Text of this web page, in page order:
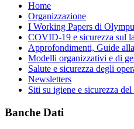
Home
Organizzazione
I Working Papers di
COVID-19 e sicurezza sul
Approfondimenti, Guide
Modelli organizzativi e di
Salute e sicurezza degli
Newsletters
Siti su igiene e sicurezza
Banche Dati